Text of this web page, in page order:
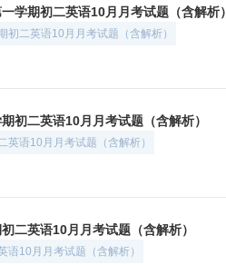
学期初二英语10月月考试题（含解析）
二英语10月月考试题（含解析）
初二英语10月月考试题（含解析）
语10月月考试题（含解析）
二英语10月月考试题（含解析）
10月月考试题（含解析）